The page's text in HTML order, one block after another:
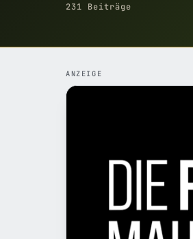
231 Beiträge
ANZEIGE